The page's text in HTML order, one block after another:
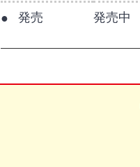
発売 発売中